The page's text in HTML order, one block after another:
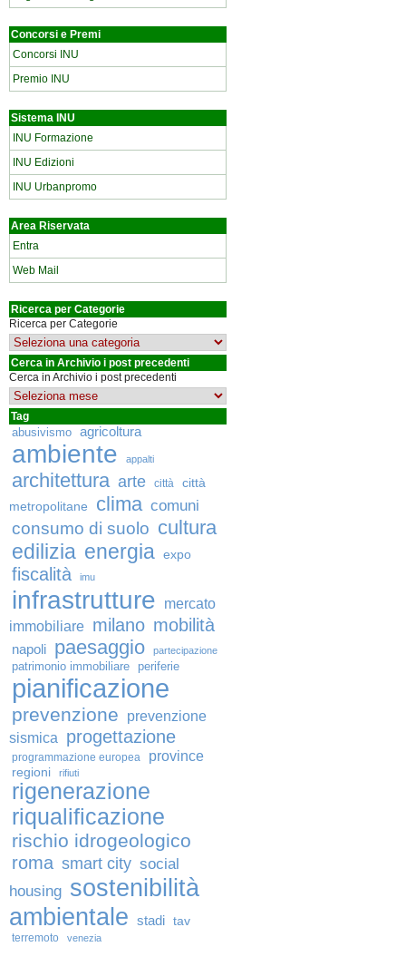
Concorsi e Premi
Concorsi INU
Premio INU
Sistema INU
INU Formazione
INU Edizioni
INU Urbanpromo
Area Riservata
Entra
Web Mail
Ricerca per Categorie
Ricerca per Categorie
Cerca in Archivio i post precedenti
Cerca in Archivio i post precedenti
Tag
abusivismo agricoltura
ambiente appalti
architettura arte città
città
metropolitane
clima comuni
consumo di suolo cultura
edilizia energia expo
fiscalità imu
infrastrutture
mercato
immobiliare milano mobilità
napoli paesaggio partecipazione
patrimonio immobiliare periferie
pianificazione
prevenzione
prevenzione
sismica
progettazione
programmazione europea province
regioni rifiuti
rigenerazione
riqualificazione
rischio idrogeologico
roma smart city social
housing sostenibilità
ambientale stadi tav
terremoto venezia